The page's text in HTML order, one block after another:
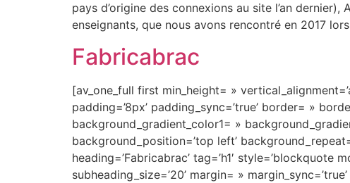
pays d’origine des connexions au site l’an
enseignants, que nous avons rencontré en 2017
Fabricabrac
[av_one_full first min_height= »
padding=’8px’ padding_sync=’true’ border= »
background_gradient_color1= »
background_position=’top left’
heading=’Fabricabrac’ tag=’h1′
subheading_size=’20’ margin= »